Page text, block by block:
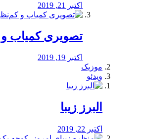
اکتبر 21, 2019
️تصویری کمیاب و
اکتبر 19, 2019
موزیک
ویدئو
البرز زیبا
اکتبر 22, 2019